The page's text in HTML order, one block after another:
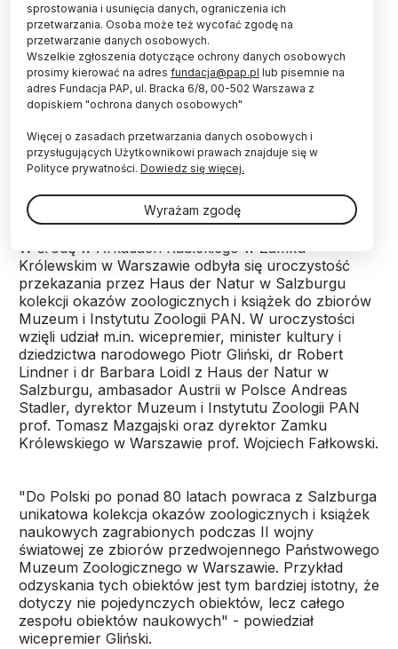
, 11.05.2022. Uroczystość przekazania przez Haus der Natur w
Salzburgu kolekcji okazów zoologicznych i książek do zbiorów
Muzeum i Instytutu Zoologii PAN, 11 bm. w Arkadach Kubickiego
Zamku Królewskiego w Warszawie. PAP/Tomasz Gzell
37 okazów przyrodniczych i 46 książek
naukowych, zagrabionych w czasie II wojny
Zoologicznego w Warszawie, powróciło do Polski
dzięki współpracy Departamentu Restytucji Dóbr
Kultury MKiDN z Haus der Natur w Salzburgu oraz
Muzeum i Instytutu Zoologii PAN.
W środę w Arkadach Kubickiego w Zamku
Królewskim w Warszawie odbyła się uroczystość
przekazania przez Haus der Natur w Salzburgu
kolekcji okazów zoologicznych i książek do zbiorów
Muzeum i Instytutu Zoologii PAN. W uroczystości
wzięli udział m.in. wicepremier, minister kultury i
dziedzictwa narodowego Piotr Gliński, dr Robert
Lindner i dr Barbara Loidl z Haus der Natur w
Salzburgu, ambasador Austrii w Polsce Andreas
Stadler, dyrektor Muzeum i Instytutu Zoologii PAN
prof. Tomasz Mazgajski oraz dyrektor Zamku
Królewskiego w Warszawie prof. Wojciech Fałkowski.
"Do Polski po ponad 80 latach powraca z Salzburga
unikatowa kolekcja okazów zoologicznych i książek
naukowych zagrabionych podczas II wojny
światowej ze zbiorów przedwojennego Państwowego
Muzeum Zoologicznego w Warszawie. Przykład
odzyskania tych obiektów jest tym bardziej istotny, że
dotyczy nie pojedynczych obiektów, lecz całego
zespołu obiektów naukowych" - powiedział
wicepremier Gliński.
sprostowania i usunięcia danych, ograniczenia ich
przetwarzania. Osoba może też wycofać zgodę na
przetwarzanie danych osobowych.
Wszelkie zgłoszenia dotyczące ochrony danych osobowych
prosimy kierować na adres fundacja@pap.pl lub pisemnie na
adres Fundacja PAP, ul. Bracka 6/8, 00-502 Warszawa z
dopiskiem "ochrona danych osobowych"
Więcej o zasadach przetwarzania danych osobowych i
przysługujących Użytkownikowi prawach znajduje się w
Polityce prywatności. Dowiedz się więcej.
Wyrażam zgodę